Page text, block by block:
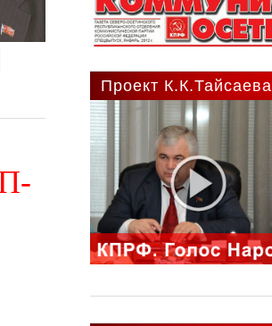
Проект К.К.Тайсаева